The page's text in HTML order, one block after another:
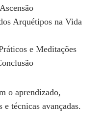
Arquétipos na Vida
e Meditações
o aprendizado,
técnicas avançadas.